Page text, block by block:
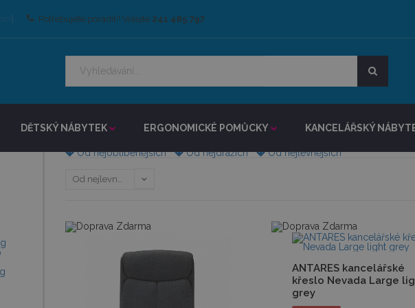
Potřebujete poradit? Volejte 241 485 797
DĚTSKÝ NÁBYTEK ERGONOMICKÉ POMŮCKY KANCELÁŘSKÝ
Nejlevnější kancelářské křeslo do 150 kg
nostností jsou speciálně navržena provysokou bezpečnosta pohodlí i při
testovaná na vyšší zatížení a to i v náročních pracovních podmínkách24h
Od nejoblíbenějších
Od nejdražích Od nejlevnějších
ANTARES kancelářské
křeslo Nevada Large
grey